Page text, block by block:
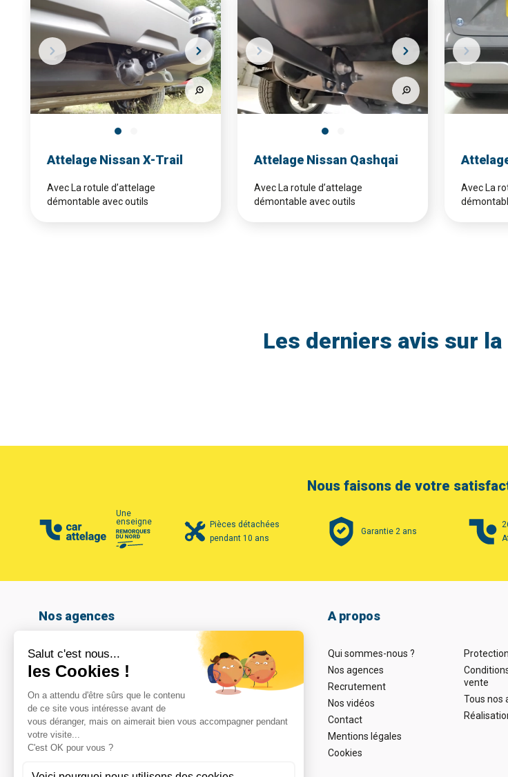
Attelage Nissan X-Trail
Avec La rotule d’attelage
démontable avec outils
Attelage Nissan Qashqai
Avec La rotule d’attelage
démontable avec outils
Avec La
Les derniers avis sur la
Nous faisons de votre
Une
enseigne
Pièces détachées
pendant 10 ans
Garantie 2 ans
Nos agences
Amiens
Armentières
Arras
Beauvais
Boulogne-sur-mer
Calais
Cambrai
Coignières
A propos
Qui sommes-nous ?
Nos agences
Recrutement
Nos vidéos
Contact
Mentions légales
Cookies
vente
Tous nos